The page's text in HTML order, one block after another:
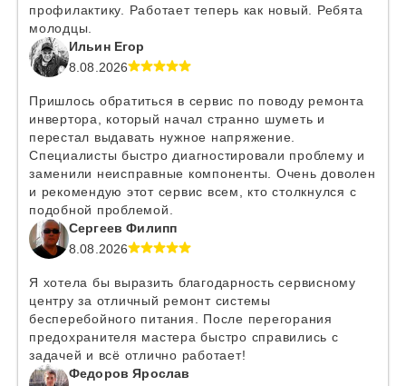
профилактику. Работает теперь как новый. Ребята
молодцы.
Ильин Егор
8.08.2026
Пришлось обратиться в сервис по поводу ремонта
инвертора, который начал странно шуметь и
перестал выдавать нужное напряжение.
Специалисты быстро диагностировали проблему и
заменили неисправные компоненты. Очень доволен
и рекомендую этот сервис всем, кто столкнулся с
подобной проблемой.
Сергеев Филипп
8.08.2026
Я хотела бы выразить благодарность сервисному
центру за отличный ремонт системы
бесперебойного питания. После перегорания
предохранителя мастера быстро справились с
задачей и всё отлично работает!
Федоров Ярослав